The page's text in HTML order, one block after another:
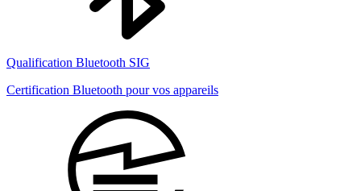
Qualification Bluetooth SIG
Certification Bluetooth pour vos appareils